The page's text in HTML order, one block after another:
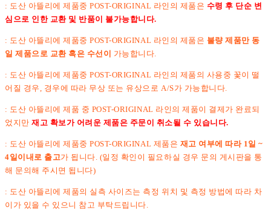
: 도산 아뜰리에 제품중 POST-ORIGINAL 라인의 제품은 수령 후 단순 변
심으로 인한 교환 및 반품이 불가능합니다.
: 도산 아뜰리에 제품중 POST-ORIGINAL 라인의 제품은 불량 제품만 동
일 제품으로 교환 혹은 수선이
가능합니다.
: 도산 아뜰리에 제품중 POST-ORIGINAL 라인의 제품의 사용중 꽃이 떨
어질 경우, 경우에 따라 무상 또는 유상으로 A/S가 가능합니다.
: 도산 아뜰리에 제품 중 POST-ORIGINAL 라인의 제품이 결제가 완료되
었지만재고 확보가 어려운 제품은 주문이 취소될 수 있습니다.
: 도산 아뜰리에 제품중 POST-ORIGINAL 제품은 재고 여부에 따라 1일 ~
4일이내로 출고가 됩니다. (일정 확인이 필요하실 경우 문의 게시판을 통
해 문의해 주시면 됩니다)
: 도산 아뜰리에 제품의 실측 사이즈는 측정 위치 및 측정 방법에 따라 차
이가 있을 수 있으니 참고 부탁드립니다.